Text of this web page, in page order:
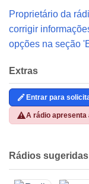
Proprietário da
corrigir
opções na seção
Extras
Entrar para
A rádio apresenta
Rádios sugeridas